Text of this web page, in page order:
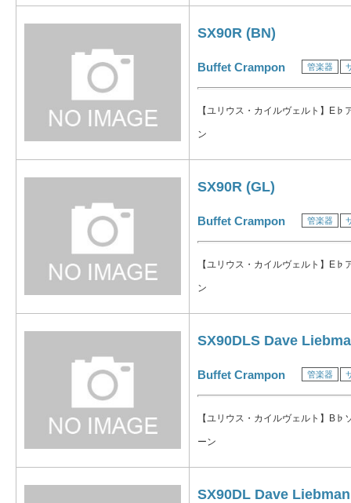
SX90R (BN)
Buffet Crampon 管楽器
【ユリウス・カイルヴェルト】E♭
ン
SX90R (GL)
Buffet Crampon 管楽器
【ユリウス・カイルヴェルト】E♭
ン
SX90DLS Dave
Buffet Crampon 管楽器
【ユリウス・カイルヴェルト】B♭
ーン
SX90DL Dave Liebman